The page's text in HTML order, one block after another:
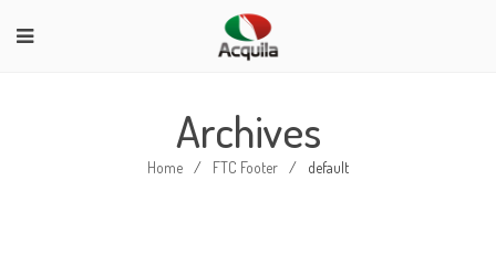
Archives
Home / FTC Footer / default